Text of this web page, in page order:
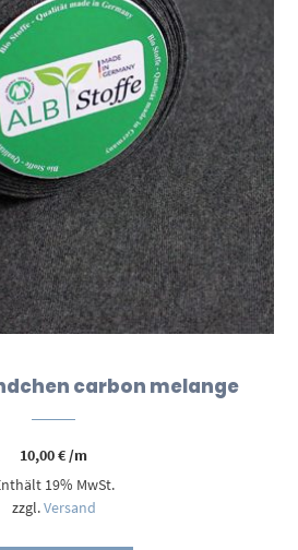
carbon melange
10,00€/m
19% MwSt.
zzgl.Versand